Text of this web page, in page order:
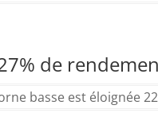
de
basse est éloignée